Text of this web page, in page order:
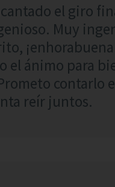
el giro
Muy
el ánimo para
contarlo
reír juntos.